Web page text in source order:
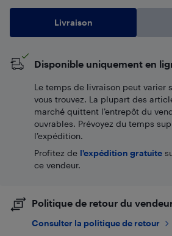
Livraison
Disponible uniquement en
Le temps de livraison peut varier
vous trouvez. La plupart des
marché quittent l’entrepôt du
ouvrables. Prévoyez du temps
l’expédition.
Profitez de l'expédition gratuite
ce vendeur.
Politique de retour du
Consulter la politique de retour